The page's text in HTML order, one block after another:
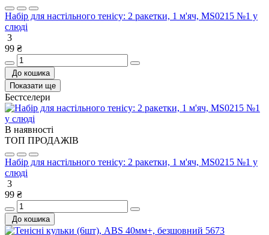
Набір для настільного тенісу: 2 ракетки, 1 м'яч, MS0215 №1 у
слюді
3
99 ₴
До кошика
Показати ще
Бестселери
В наявності
ТОП ПРОДАЖІВ
Набір для настільного тенісу: 2 ракетки, 1 м'яч, MS0215 №1 у
слюді
3
99 ₴
До кошика